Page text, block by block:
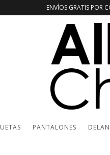
ENVÍOS GRATIS POR
PANTALONES